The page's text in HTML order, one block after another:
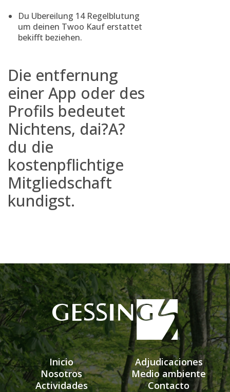
Du Ubereilung 14 Regelblutung
um deinen Twoo Kauf erstattet
bekifft beziehen.
Die entfernung
einer App oder des
Profils bedeutet
Nichtens, dai?A?
du die
kostenpflichtige
Mitgliedschaft
kundigst.
Inicio
Nosotros
Actividades
Adjudicaciones
Medio ambiente
Contacto